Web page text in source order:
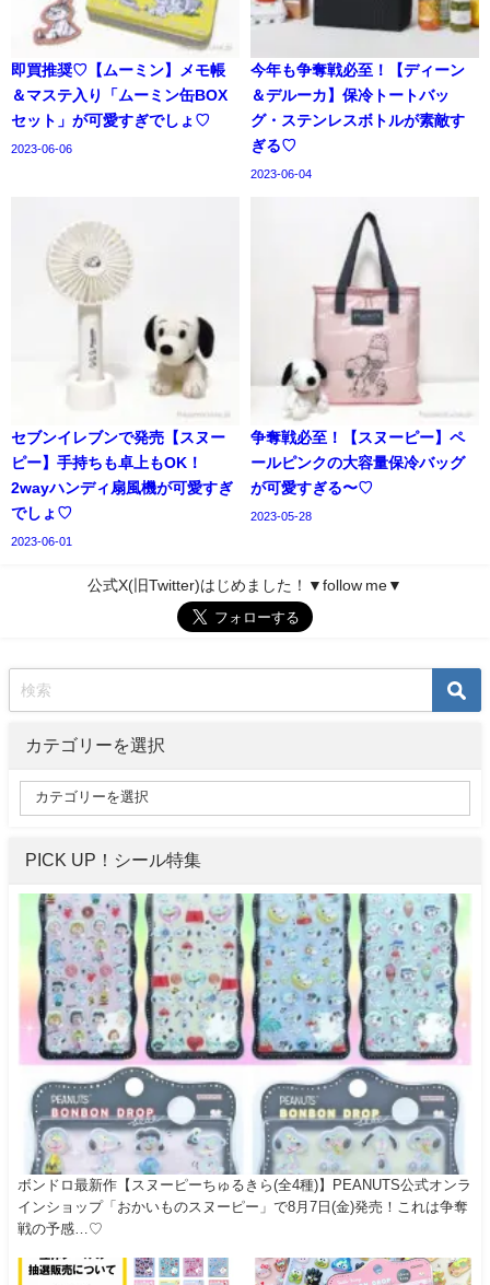
即買推奨♡【ムーミン】メモ帳
＆マステ入り「ムーミン缶BOX
セット」が可愛すぎでしょ♡
2023-06-06
今年も争奪戦必至！【ディーン
＆デルーカ】保冷トートバッ
グ・ステンレスボトルが素敵す
ぎる♡
2023-06-04
セブンイレブンで発売【スヌー
ピー】手持ちも卓上もOK！
2wayハンディ扇風機が可愛すぎ
でしょ♡
2023-06-01
争奪戦必至！【スヌーピー】ペ
ールピンクの大容量保冷バッグ
が可愛すぎる〜♡
2023-05-28
公式X(旧Twitter)はじめました！▼follow me▼
カテゴリーを選択
PICK UP！シール特集
ボンドロ最新作【スヌーピーちゅるきら(全4種)】PEANUTS公式オンラ
インショップ「おかいものスヌーピー」で8月7日(金)発売！これは争奪
戦の予感…♡